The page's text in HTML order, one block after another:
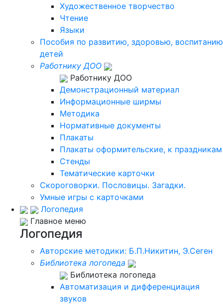
Художественное творчество
Чтение
Языки
Пособия по развитию, здоровью, воспитанию
детей
Работнику ДОО
Работнику ДОО
Демонстрационный материал
Информационные ширмы
Методика
Нормативные документы
Плакаты
Плакаты оформительские, к праздникам
Стенды
Тематические карточки
Скороговорки. Пословицы. Загадки.
Умные игры с карточками
Логопедия
Главное меню
Логопедия
Авторские методики: Б.П.Никитин, Э.Сеген
Библиотека логопеда
Библиотека логопеда
Автоматизация и дифференциация
звуков